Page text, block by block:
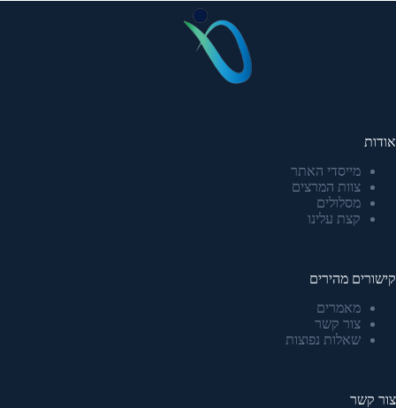
אודות
מייסדי האתר
צוות המרצים
מסלולים
קצת עלינו
קישורים מהירים
מאמרים
צור קשר
שאלות נפוצות
צור קשר